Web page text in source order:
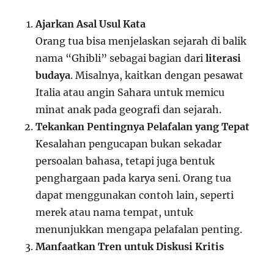
Ajarkan Asal Usul Kata
Orang tua bisa menjelaskan sejarah di balik
nama “Ghibli” sebagai bagian dariliterasi
budaya. Misalnya, kaitkan dengan pesawat
Italia atau angin Sahara untuk memicu
minat anak pada geografi dan sejarah.
Tekankan Pentingnya Pelafalan yang Tepat
Kesalahan pengucapan bukan sekadar
persoalan bahasa, tetapi juga bentuk
penghargaan pada karya seni. Orang tua
dapat menggunakan contoh lain, seperti
merek atau nama tempat, untuk
menunjukkan mengapa pelafalan penting.
Manfaatkan Tren untuk Diskusi Kritis